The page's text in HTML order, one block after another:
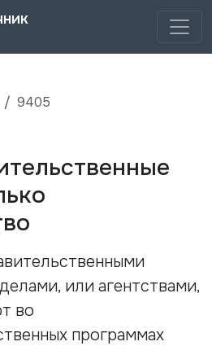
9405
или агентствами,
во
программах